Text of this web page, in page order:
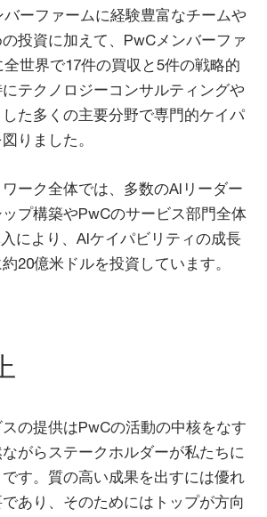
ーファームに経験豊富なチームや
投資に加えて、PwCメンバーファ
世界で17件の買収と5件の戦略的
テクノロジーコンサルティングや
た多くの主要分野で専門的ケイパ
りました。
ーク全体では、多数のAIリーダー
プ構築やPwCのサービス部門全体
により、AIケイパビリティの成長
20億米ドルを投資しています。
スの提供はPwCの活動の中核をなす
がらステークホルダーが私たちに
す。質の高い成果を出すには優れ
あり、そのためにはトップが方向